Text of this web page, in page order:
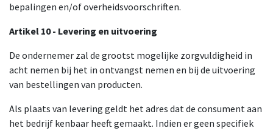
bepalingen en/of overheidsvoorschriften.
Artikel 10 - Levering en uitvoering
De ondernemer zal de grootst mogelijke zorgvuldigheid in
acht nemen bij het in ontvangst nemen en bij de uitvoering
van bestellingen van producten.
Als plaats van levering geldt het adres dat de consument aan
het bedrijf kenbaar heeft gemaakt. Indien er geen specifiek